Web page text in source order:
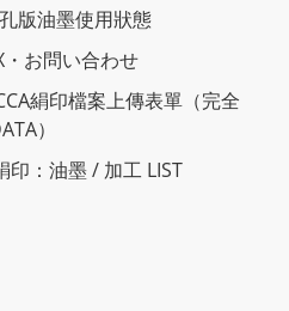
版油墨使用狀態
・お問い合わせ
絹印檔案上傳表單（完全
）
印：油墨 / 加工 LIST